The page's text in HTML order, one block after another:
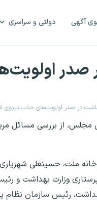
آگهی دولتی و سراسری
صدر
در صدر اولویت‌های جذب نیروی
از بررسی مسائل
خانه ملت، حسینعلی
وزارت بهداشت و
رئیس سازمان